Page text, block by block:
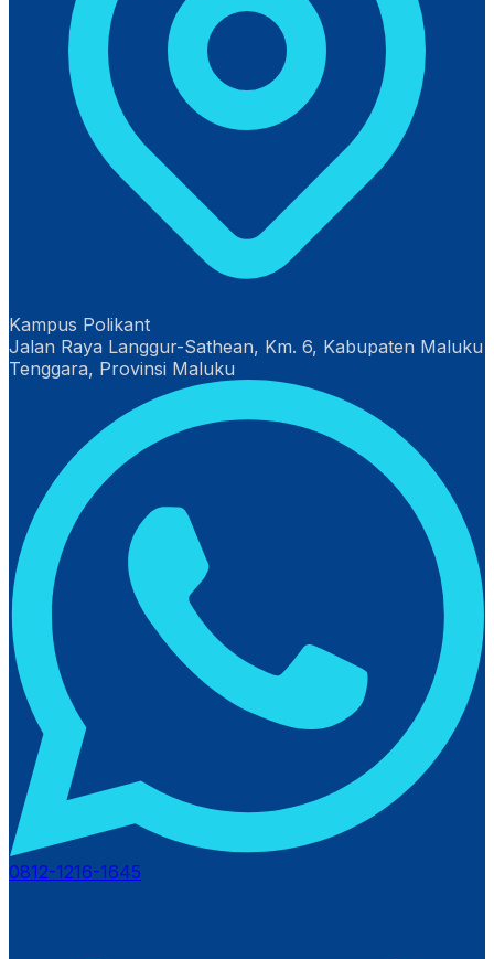
Kampus Polikant
Jalan Raya Langgur-Sathean, Km. 6, Kabupaten Maluku
Tenggara, Provinsi Maluku
0812-1216-1645